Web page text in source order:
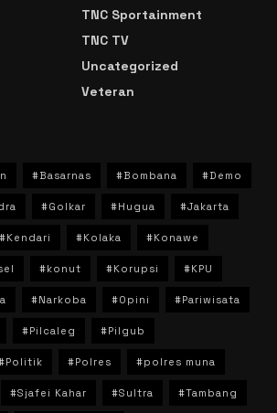
TNC Sportainment
TNC TV
Uncategorized
Veteran
#Basarnas #Bombana #Demo
#Golkar #Hugua #Jakarta
#Kendari #Kolaka #Konawe
#konut #Korupsi #KPU
#Narkoba #Opini #Pariwisata
#Pilcaleg #Pilgub
#Polres #polres muna
#Sjafei Kahar #Sultra #Tambang